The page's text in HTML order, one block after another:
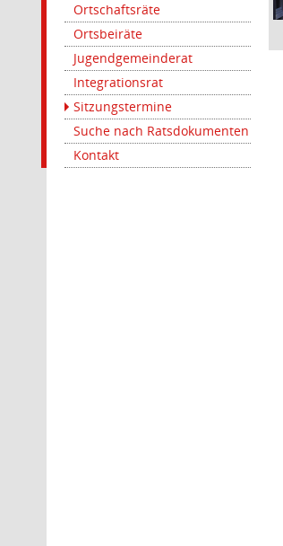
Ortschaftsräte
Ortsbeiräte
Jugendgemeinderat
Integrationsrat
Sitzungstermine
Suche nach Ratsdokumenten
Kontakt